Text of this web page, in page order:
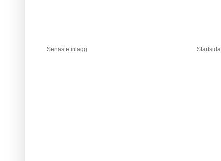
Senaste inlägg Startsida